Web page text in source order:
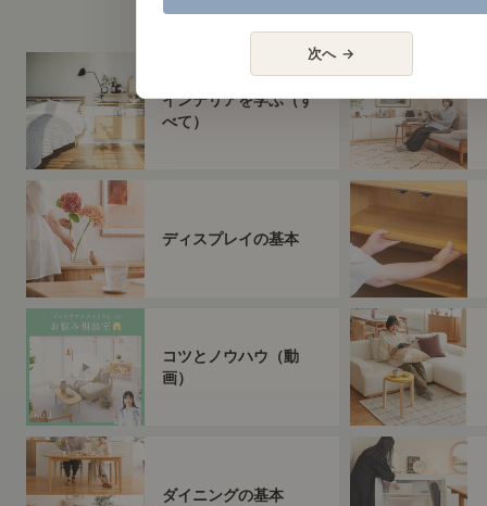
インテリアを学ぶ
インテリアを学ぶ（す
べて）
ディスプレイの基本
コツとノウハウ（動
画）
ダイニングの基本
次へ →